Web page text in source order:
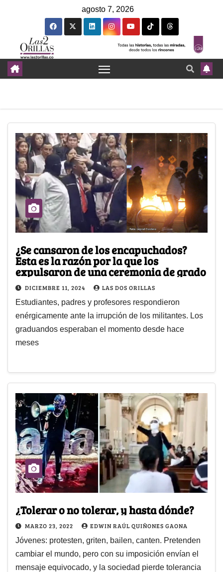
agosto 7, 2026
¿Se cansaron de los encapuchados?
Esta es la razón por la que los
expulsaron de una ceremonia de grado
DICIEMBRE 11, 2024 LAS DOS ORILLAS
Estudiantes, padres y profesores respondieron
enérgicamente ante la irrupción de los militantes. Los
graduandos esperaban el momento desde hace
meses
¿Tolerar o no tolerar, y hasta dónde?
MARZO 23, 2022 EDWIN RAÚL QUIÑONES GAONA
Jóvenes: protesten, griten, bailen, canten. Pretenden
cambiar el mundo, pero con su imposición envían el
mensaje equivocado, y la sociedad pierde tolerancia